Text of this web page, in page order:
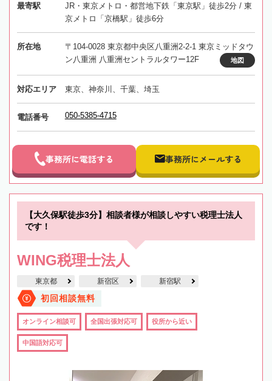
最寄駅
JR・東京メトロ・都営地下鉄「東京駅」徒歩2分 / 東
京メトロ「京橋駅」徒歩6分
所在地
〒104-0028 東京都中央区八重洲2-2-1 東京ミッドタウ
ン八重洲 八重洲セントラルタワー12F
地図
対応エリア 東京、神奈川、千葉、埼玉
電話番号 050-5385-4715
事務所に電話する 事務所にメールする
【大久保駅徒歩3分】相談者様が相談しやすい税理士法人
です！
WING税理士法人
東京都 新宿区 新宿駅
初回相談無料
オンライン相談可 全国出張対応可 役所から近い
中国語対応可